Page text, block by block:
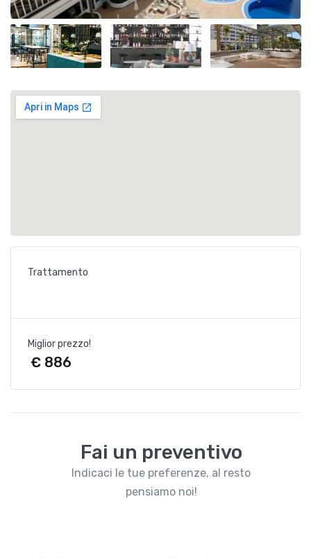
Trattamento
Miglior prezzo!
€ 886
Fai un preventivo
Indicaci le tue preferenze, al resto
pensiamo noi!